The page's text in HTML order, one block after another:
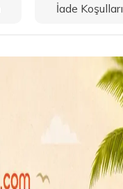
İade Koşulları